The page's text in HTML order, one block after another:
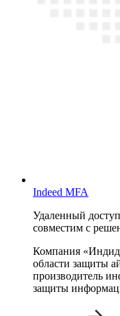
Indeed MFA
Удаленный
совместим с
Компания
области защиты
производитель
защиты